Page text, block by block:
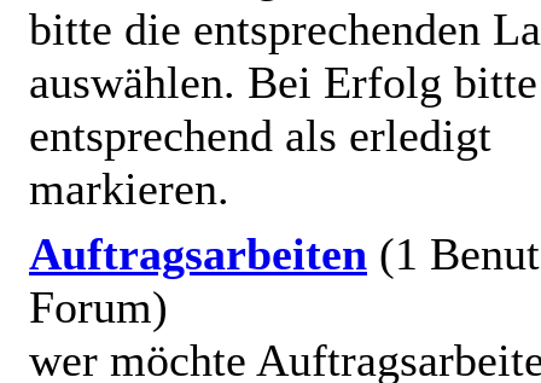
bitte die entsprechenden
auswählen. Bei Erfolg bitte
entsprechend als erledigt
markieren.
Auftragsarbeiten (1
Forum)
wer möchte